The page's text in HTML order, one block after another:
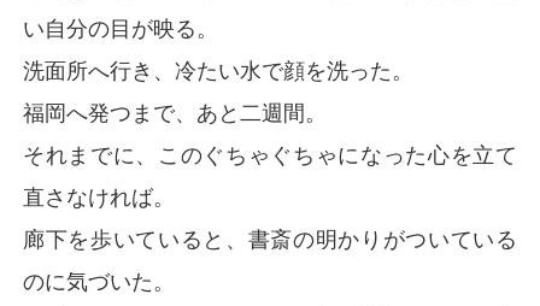
い自分の目が映る。
洗面所へ行き、冷たい水で顔を洗った。
福岡へ発つまで、あと二週間。
それまでに、このぐちゃぐちゃになった心を立て
直さなければ。
廊下を歩いていると、書斎の明かりがついている
のに気づいた。